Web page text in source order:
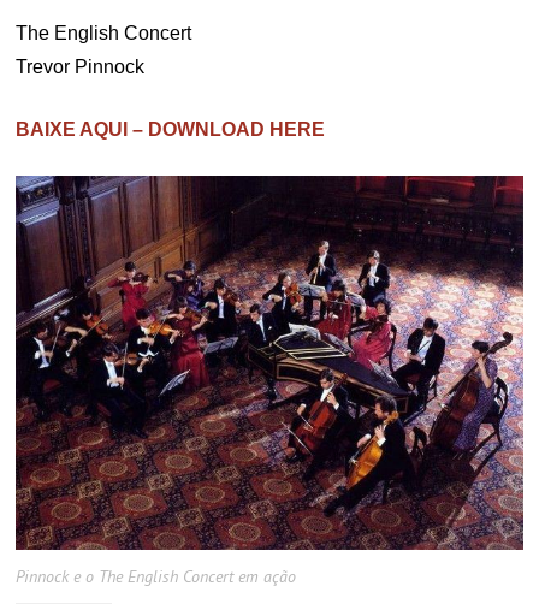
The English Concert
Trevor Pinnock
BAIXE AQUI – DOWNLOAD HERE
Pinnock e o The English Concert em ação